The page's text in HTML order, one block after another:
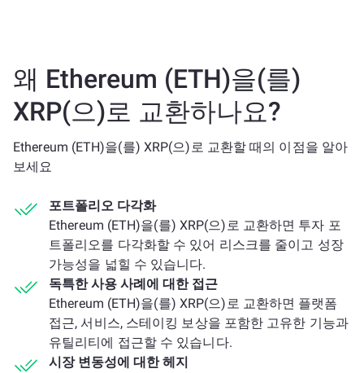
왜 Ethereum (ETH)을(를)
XRP(으)로 교환하나요?
Ethereum (ETH)을(를) XRP(으)로 교환할 때의 이점을 알아
보세요
포트폴리오 다각화
Ethereum (ETH)을(를) XRP(으)로 교환하면 투자 포
트폴리오를 다각화할 수 있어 리스크를 줄이고 성장
가능성을 넓힐 수 있습니다.
독특한 사용 사례에 대한 접근
Ethereum (ETH)을(를) XRP(으)로 교환하면 플랫폼
접근, 서비스, 스테이킹 보상을 포함한 고유한 기능과
유틸리티에 접근할 수 있습니다.
시장 변동성에 대한 헤지